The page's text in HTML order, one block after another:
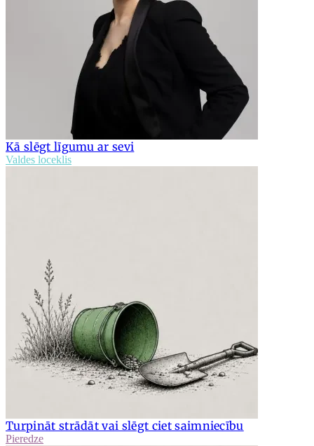
Kā slēgt līgumu ar sevi
Valdes loceklis
Turpināt strādāt vai slēgt ciet saimniecību
Pieredze